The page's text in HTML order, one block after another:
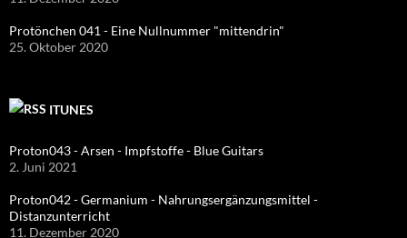
Protönchen 041 - Eine Nullnummer "mittendrin"
25. Oktober 2020
ITUNES
Proton043 - Arsen - Impfstoffe - Blue Guitars
2. Juni 2021
Proton042 - Germanium - Nahrungsergänzungsmittel -
Distanzunterricht
11. Dezember 2020